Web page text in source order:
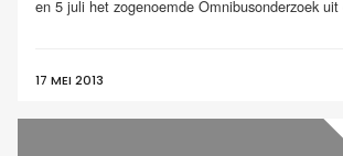
en 5 juli het zogenoemde Omnibusonderzoek uit
17 MEI 2013